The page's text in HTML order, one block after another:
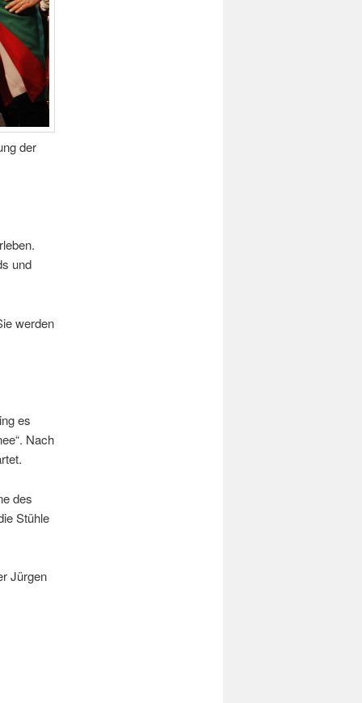
der
und
werden
es
Nach
des
Stühle
Jürgen